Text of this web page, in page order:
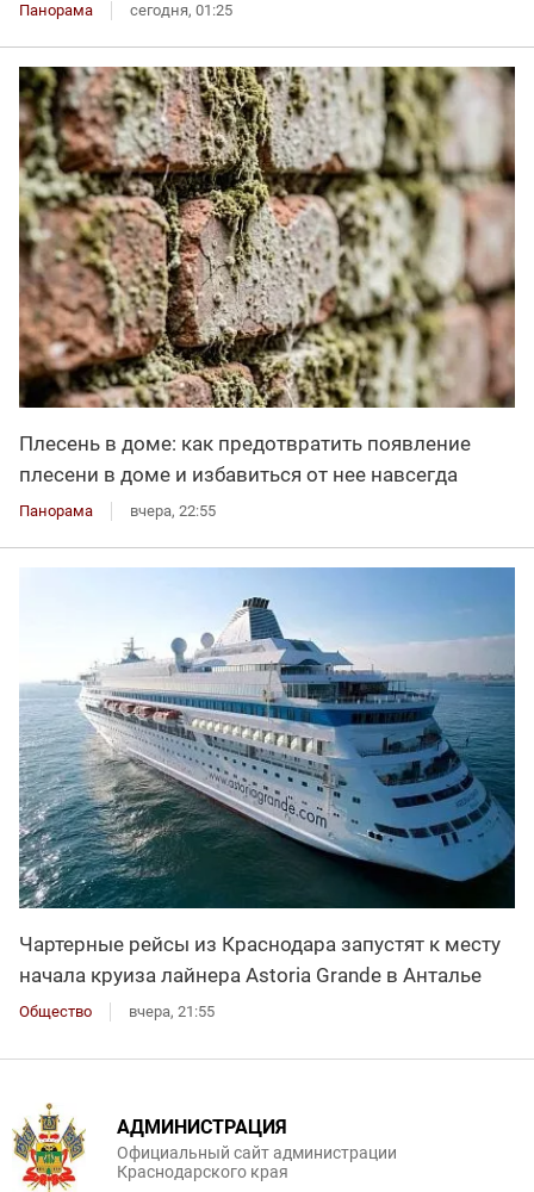
Панорама сегодня, 01:25
Плесень в доме: как предотвратить появление
плесени в доме и избавиться от нее навсегда
Панорама вчера, 22:55
Чартерные рейсы из Краснодара запустят к месту
начала круиза лайнера Astoria Grande в Анталье
Общество вчера, 21:55
АДМИНИСТРАЦИЯ
Официальный сайт администрации
Краснодарского края